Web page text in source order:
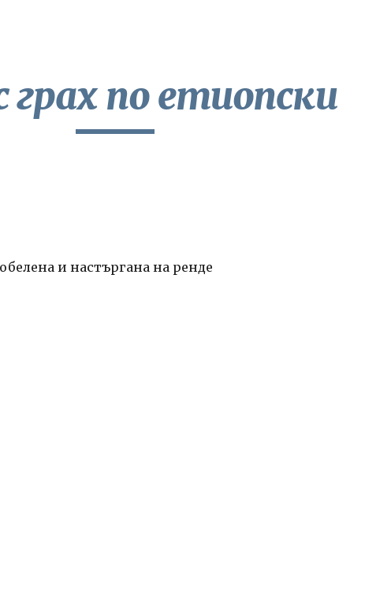
грах по етиопски
и настъргана на ренде